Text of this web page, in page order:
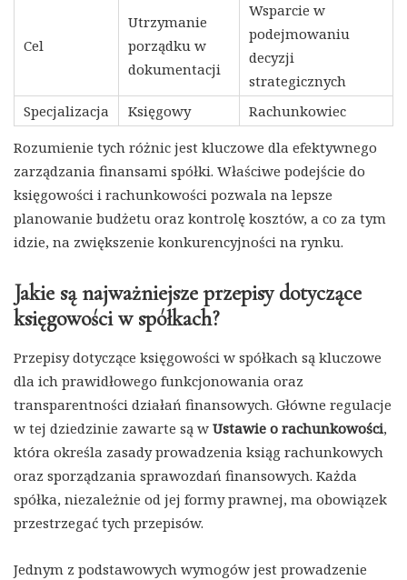
Cel
Utrzymanie
porządku w
dokumentacji
Wsparcie w
podejmowaniu
decyzji
strategicznych
Specjalizacja
Księgowy
Rachunkowiec
Rozumienie tych różnic jest kluczowe dla efektywnego
zarządzania finansami spółki. Właściwe podejście do
księgowości i rachunkowości pozwala na lepsze
planowanie budżetu oraz kontrolę kosztów, a co za tym
idzie, na zwiększenie konkurencyjności na rynku.
Jakie są najważniejsze przepisy dotyczące
księgowości w spółkach?
Przepisy dotyczące księgowości w spółkach są kluczowe
dla ich prawidłowego funkcjonowania oraz
transparentności działań finansowych. Główne regulacje
w tej dziedzinie zawarte są w Ustawie o rachunkowości,
która określa zasady prowadzenia ksiąg rachunkowych
oraz sporządzania sprawozdań finansowych. Każda
spółka, niezależnie od jej formy prawnej, ma obowiązek
przestrzegać tych przepisów.
Jednym z podstawowych wymogów jest prowadzenie